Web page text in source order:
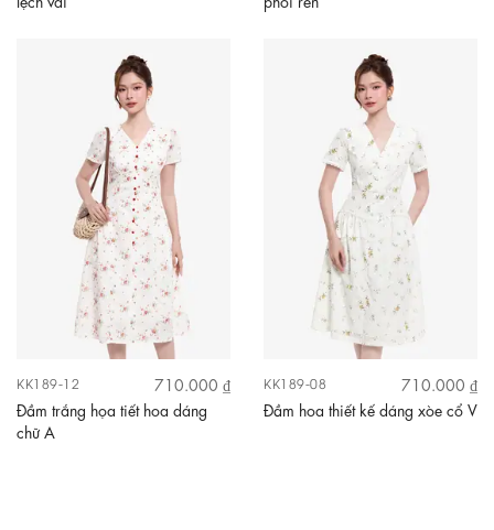
KK189-12
710.000 ₫
Đầm trắng họa tiết hoa dáng
chữ A
KK189-08
710.000 ₫
Đầm hoa thiết kế dáng xòe cổ V